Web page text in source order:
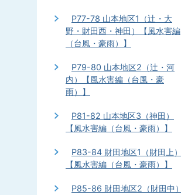
P77-78 山本地区1（辻・大
野・財田西・神田）【風水害編
（台風・豪雨）】
P79-80 山本地区2（辻・河
内）【風水害編（台風・豪
雨）】
P81-82 山本地区3（神田）
【風水害編（台風・豪雨）】
P83-84 財田地区1（財田上）
【風水害編（台風・豪雨）】
P85-86 財田地区2（財田中）